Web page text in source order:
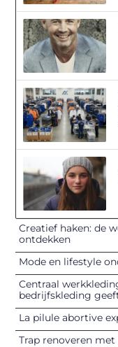
Creatief haken: de
ontdekken
Mode en lifestyle
Centraal
bedrijfskleding
La pilule abortive
Trap renoveren